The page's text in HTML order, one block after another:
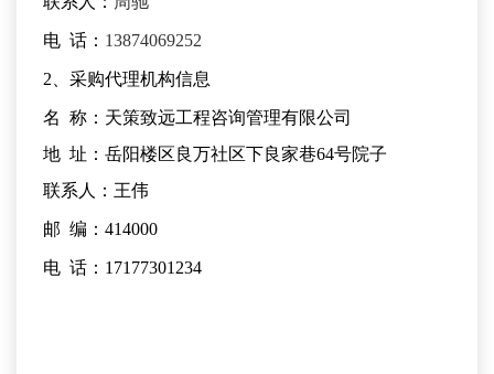
电 话： 13874069252
2、采购代理机构信息
名 称：天策致远工程咨询管理有限公司
地 址：岳阳楼区良万社区下良家巷64号院子
联系人： 王伟
邮 编：414000
电 话：17177301234